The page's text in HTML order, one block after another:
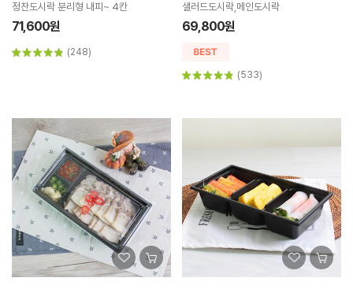
정찬도시락 분리형 내피~ 4칸
71,600원
(248)
샐러드도시락,메인도시락
69,800원
(533)